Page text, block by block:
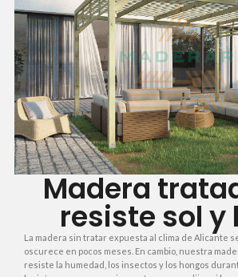
Madera
resiste sol y
La madera sin tratar expuesta al clima de Alicante
oscurece en pocos meses. En cambio, nuestra
resiste la humedad, los insectos y los hongos